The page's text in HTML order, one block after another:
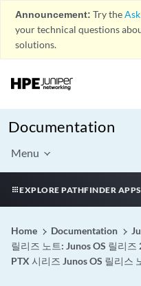
Announcement: Try the
your technical questions
solutions.
Documentation
Menu
EXPLORE PATHFINDER APPS
Home Documentation
릴리즈 노트: Junos OS 릴리즈
PTX 시리즈 Junos OS 릴리스